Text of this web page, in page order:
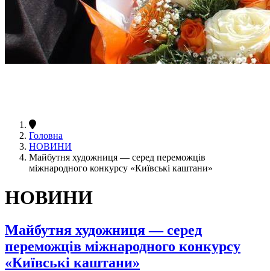
Головна
НОВИНИ
Майбутня художниця — серед переможців
міжнародного конкурсу «Київські каштани»
НОВИНИ
Майбутня художниця — серед
переможців міжнародного конкурсу
«Київські каштани»